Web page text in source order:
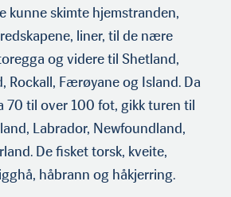
kunne skimte hjemstranden,
liner, til de nære
og videre til Shetland,
Rockall, Færøyane og Island. Da
70 til over 100 fot, gikk turen til
Labrador, Newfoundland,
De fisket torsk, kveite,
håbrann og håkjerring.